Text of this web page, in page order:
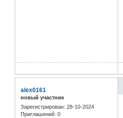
alex0161
новый участник
Зарегистрирован: 28-10-2024
Приглашений: 0